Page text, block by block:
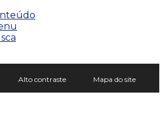
Alto contraste Mapa do site